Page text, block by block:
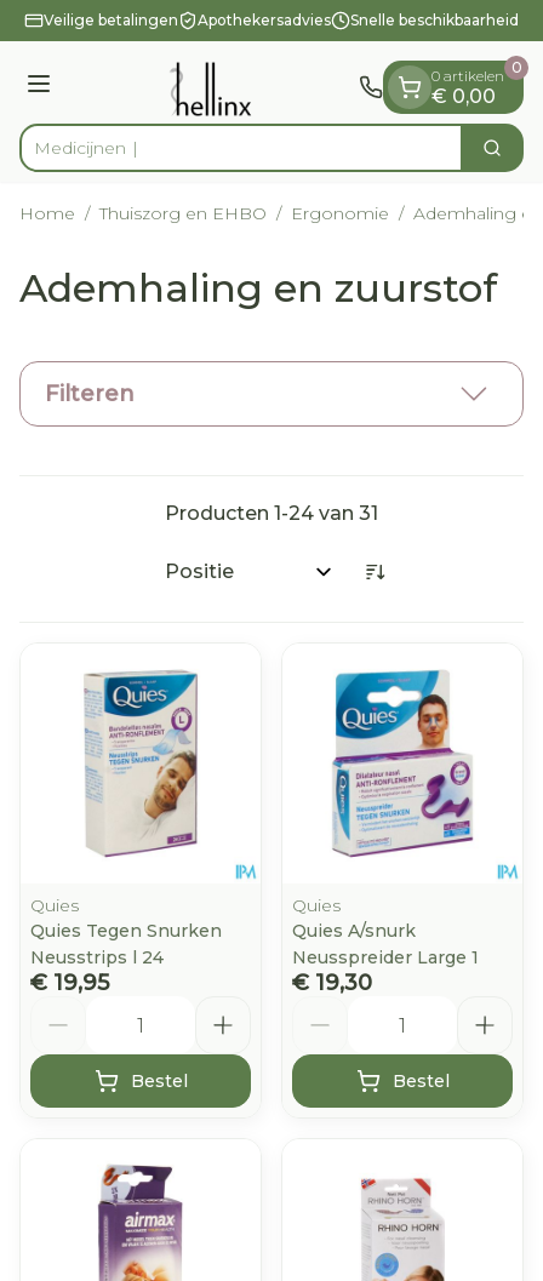
Ga naar de inhoud
1 van 1
Veilige betalingen Apothekersadvies Snelle beschikbaarheid
Menu
Product, merk, categorie... Zoek
0 artikelen
€ 0,00
0
Home / Thuiszorg en EHBO / Ergonomie / Ademhaling
Ademhaling en zuurstof
Filteren
Producten 1-24 van 31
Sorteer op:
Quies
Quies Tegen Snurken
Neusstrips l 24
€ 19,95
Bestel
Quies
Quies A/snurk
Neusspreider Large 1
€ 19,30
Bestel